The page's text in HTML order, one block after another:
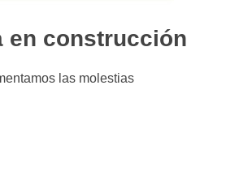
en construcción
las molestias